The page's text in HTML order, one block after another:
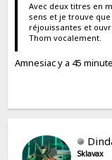
Avec deux titres en
sens et je trouve
réjouissantes et
Thom vocalement.
Amnesiac y a 45
Sklavax